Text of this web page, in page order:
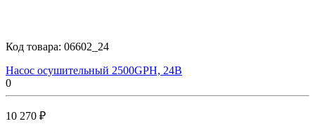
Код товара: 06602_24
Насос осушительный 2500GPH, 24В
0
10 270 ₽